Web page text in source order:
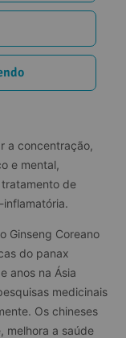
a concentração,
e mental,
tratamento de
Ginseng Coreano
do panax
anos na Ásia
medicinais
Os chineses
melhora a saúde